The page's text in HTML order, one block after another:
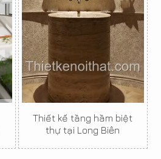
Thiết kế tầng hầm biệt
thự tại Long Biên